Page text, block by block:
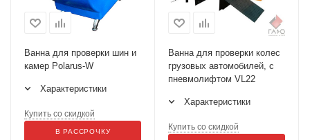
Ванна для проверки шин и
камер Polarus-W
Характеристики
Купить со скидкой
В РАССРОЧКУ
Ванна для проверки колес
грузовых автомобилей, с
пневмолифтом VL22
Характеристики
Купить со скидкой